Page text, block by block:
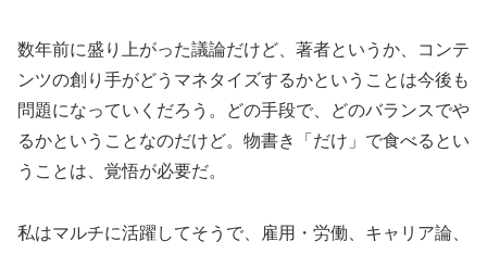
数年前に盛り上がった議論だけど、著者というか、コンテ
ンツの創り手がどうマネタイズするかということは今後も
問題になっていくだろう。どの手段で、どのバランスでや
るかということなのだけど。物書き「だけ」で食べるとい
うことは、覚悟が必要だ。
私はマルチに活躍してそうで、雇用・労働、キャリア論、